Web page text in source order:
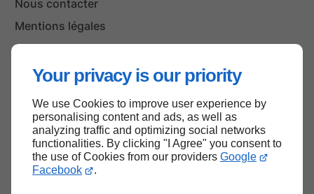
Your privacy is our priority
We use Cookies to improve user experience by
personalising content and ads, as well as
analyzing traffic and optimizing social networks
functionalities. By clicking "I Agree" you consent to
the use of Cookies from our providers Google
Facebook
.
Nous contacter
Mentions légales
Plan du site
Haut de page